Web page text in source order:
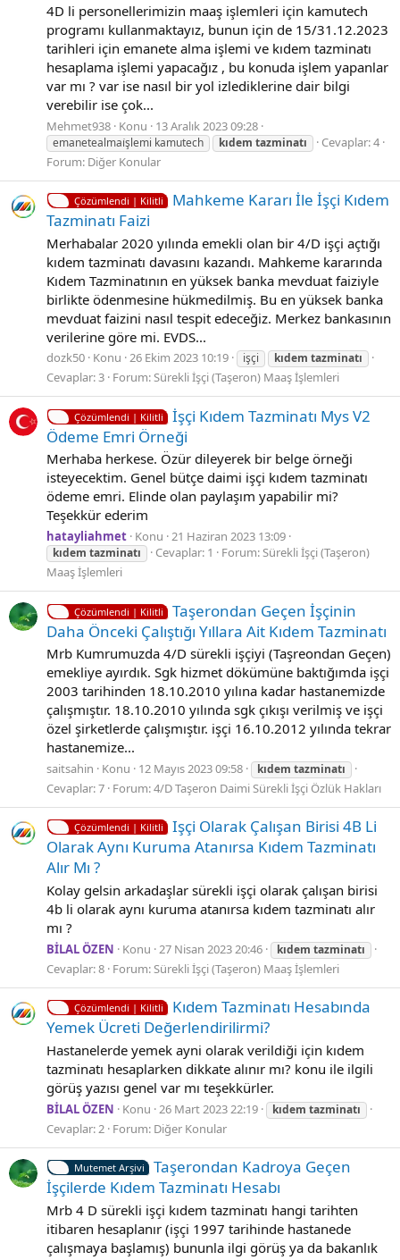
4D li personellerimizin maaş işlemleri için kamutech
programı kullanmaktayız, bunun için de 15/31.12.2023
tarihleri için emanete alma işlemi ve kıdem tazminatı
hesaplama işlemi yapacağız , bu konuda işlem yapanlar
var mı ? var ise nasıl bir yol izlediklerine dair bilgi
verebilir ise çok...
Mehmet938 Konu 13 Aralık 2023 09:28
emanetealmai̇şlemi kamutech kıdem tazminatı
Cevaplar: 4
Forum: Diğer Konular
Çözümlendi | Kilitli
Mahkeme Kararı İle İşçi Kıdem
Tazminatı Faizi
Merhabalar 2020 yılında emekli olan bir 4/D işçi açtığı
kıdem tazminatı davasını kazandı. Mahkeme kararında
Kıdem Tazminatının en yüksek banka mevduat faiziyle
birlikte ödenmesine hükmedilmiş. Bu en yüksek banka
mevduat faizini nasıl tespit edeceğiz. Merkez bankasının
verilerine göre mi. EVDS...
dozk50 Konu 26 Ekim 2023 10:19 işçi kıdem tazminatı
Cevaplar: 3 Forum:Sürekli İşçi (Taşeron) Maaş İşlemleri
Çözümlendi | Kilitli
İşçi Kıdem Tazminatı Mys V2
Ödeme Emri Örneği
Merhaba herkese. Özür dileyerek bir belge örneği
isteyecektim. Genel bütçe daimi işçi kıdem tazminatı
ödeme emri. Elinde olan paylaşım yapabilir mi?
Teşekkür ederim
hatayliahmet Konu 21 Haziran 2023 13:09
kıdem tazminatı Cevaplar: 1 Forum:Sürekli İşçi (Taşeron)
Maaş İşlemleri
Çözümlendi | Kilitli
Taşerondan Geçen İşçinin
Daha Önceki Çalıştığı Yıllara Ait Kıdem Tazminatı
Mrb Kumrumuzda 4/D sürekli işçiyi (Taşreondan Geçen)
emekliye ayırdık. Sgk hizmet dökümüne baktığımda işçi
2003 tarihinden 18.10.2010 yılına kadar hastanemizde
çalışmıştır. 18.10.2010 yılında sgk çıkışı verilmiş ve işçi
özel şirketlerde çalışmıştır. işçi 16.10.2012 yılında tekrar
hastanemize...
saitsahin Konu 12 Mayıs 2023 09:58 kıdem tazminatı
Cevaplar: 7 Forum:4/D Taşeron Daimi Sürekli İşçi Özlük Hakları
Çözümlendi | Kilitli
Işçi Olarak Çalışan Birisi 4B Li
Olarak Aynı Kuruma Atanırsa Kıdem Tazminatı
Alır Mı ?
Kolay gelsin arkadaşlar sürekli işçi olarak çalışan birisi
4b li olarak aynı kuruma atanırsa kıdem tazminatı alır
mı ?
BİLAL ÖZEN Konu 27 Nisan 2023 20:46 kıdem tazminatı
Cevaplar: 8 Forum:Sürekli İşçi (Taşeron) Maaş İşlemleri
Çözümlendi | Kilitli
Kıdem Tazminatı Hesabında
Yemek Ücreti Değerlendirilirmi?
Hastanelerde yemek ayni olarak verildiği için kıdem
tazminatı hesaplarken dikkate alınır mı? konu ile ilgili
görüş yazısı genel var mı teşekkürler.
BİLAL ÖZEN Konu 26 Mart 2023 22:19 kıdem tazminatı
Cevaplar: 2 Forum: Diğer Konular
Mutemet Arşivi
Taşerondan Kadroya Geçen
İşçilerde Kıdem Tazminatı Hesabı
Mrb 4 D sürekli işçi kıdem tazminatı hangi tarihten
itibaren hesaplanır (işçi 1997 tarihinde hastanede
çalışmaya başlamış) bununla ilgi görüş ya da bakanlık